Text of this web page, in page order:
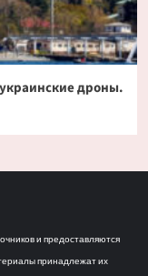
дроны.
и предоставляются
принадлежат их